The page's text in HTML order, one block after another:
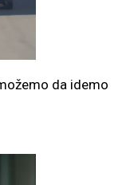
da idemo